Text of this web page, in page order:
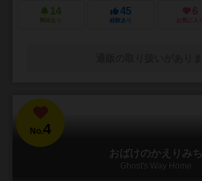
14
興味あり
45
経験あり
6
お気に入り
No.4
おばけのかえりみち
Ghost's Way Home